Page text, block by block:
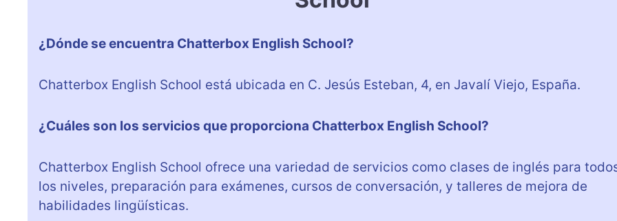
¿Dónde se encuentra Chatterbox English School?
Chatterbox English School está ubicada en C. Jesús Esteban, 4, en Javalí Viejo, España.
¿Cuáles son los servicios que proporciona Chatterbox English School?
Chatterbox English School ofrece una variedad de servicios como clases de inglés para
los niveles, preparación para exámenes, cursos de conversación, y talleres de mejora de
habilidades lingüísticas.